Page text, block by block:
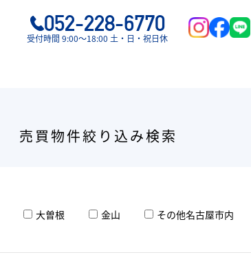
052-228-6770
受付時間 9:00〜18:00 土・日・祝日休
売買物件絞り込み検索
大曽根 金山 その他名古屋市内